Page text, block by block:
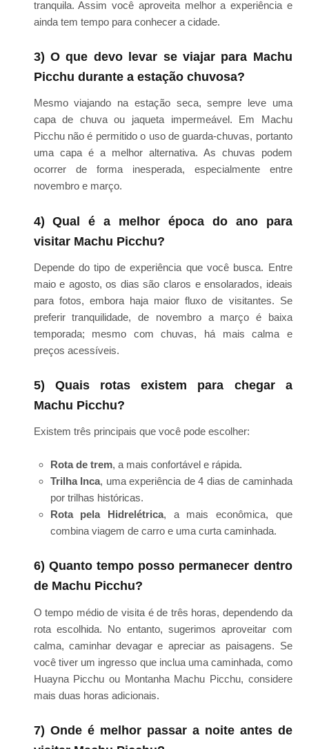
tranquila. Assim você aproveita melhor a experiência e
ainda tem tempo para conhecer a cidade.
3) O que devo levar se viajar para Machu
Picchu durante a estação chuvosa?
Mesmo viajando na estação seca, sempre leve uma
capa de chuva ou jaqueta impermeável. Em Machu
Picchu não é permitido o uso de guarda-chuvas, portanto
uma capa é a melhor alternativa. As chuvas podem
ocorrer de forma inesperada, especialmente entre
novembro e março.
4) Qual é a melhor época do ano para
visitar Machu Picchu?
Depende do tipo de experiência que você busca. Entre
maio e agosto, os dias são claros e ensolarados, ideais
para fotos, embora haja maior fluxo de visitantes. Se
preferir tranquilidade, de novembro a março é baixa
temporada; mesmo com chuvas, há mais calma e
preços acessíveis.
5) Quais rotas existem para chegar a
Machu Picchu?
Existem três principais que você pode escolher:
Rota de trem, a mais confortável e rápida.
Trilha Inca, uma experiência de 4 dias de caminhada
por trilhas históricas.
Rota pela Hidrelétrica, a mais econômica, que
combina viagem de carro e uma curta caminhada.
6) Quanto tempo posso permanecer dentro
de Machu Picchu?
O tempo médio de visita é de três horas, dependendo da
rota escolhida. No entanto, sugerimos aproveitar com
calma, caminhar devagar e apreciar as paisagens. Se
você tiver um ingresso que inclua uma caminhada, como
Huayna Picchu ou Montanha Machu Picchu, considere
mais duas horas adicionais.
7) Onde é melhor passar a noite antes de